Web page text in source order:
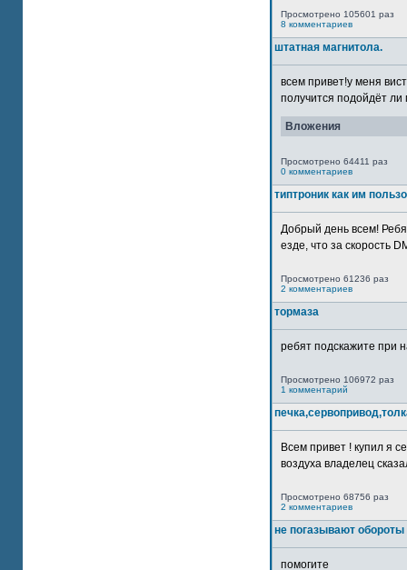
Просмотрено 105601 раз
8 комментариев
штатная магнитола.
всем привет!у меня
получится подойдёт ли
Вложения
Просмотрено 64411 раз
0 комментариев
типтроник как им
Добрый день всем!
езде, что за скорость
Просмотрено 61236 раз
2 комментариев
тормаза
ребят подскажите при
Просмотрено 106972 раз
1 комментарий
Всем привет ! купил я
воздуха владелец
Просмотрено 68756 раз
2 комментариев
не погазывают обороты
помогите